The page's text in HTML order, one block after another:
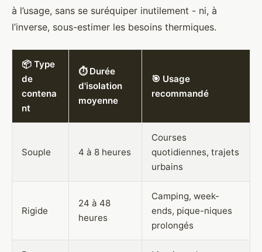
à l’usage, sans se suréquiper inutilement - ni, à
l’inverse, sous-estimer les besoins thermiques.
📦 Type
de
contena
nt
⏱️ Durée
d'isolation
moyenne
🎯 Usage
recommandé
Souple 4 à 8 heures
Courses
quotidiennes, trajets
urbains
Rigide
24 à 48
heures
Camping, week-
ends, pique-niques
prolongés